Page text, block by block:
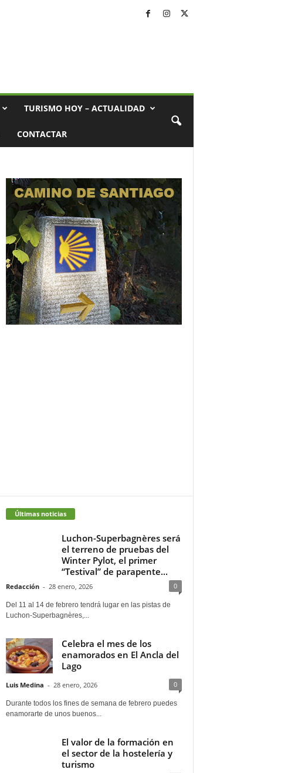
TURISMO HOY – ACTUALIDAD
CONTACTAR
Últimas noticias
Luchon-Superbagnères será
el terreno de pruebas del
Winter Pylot, el primer
“Testival” de parapente...
Redacción - 28 enero, 2026 0
Del 11 al 14 de febrero tendrá lugar en las pistas de
Luchon-Superbagnères,...
Celebra el mes de los
enamorados en El Ancla del
Lago
Luis Medina - 28 enero, 2026 0
Durante todos los fines de semana de febrero puedes
enamorarte de unos buenos...
El valor de la formación en
el sector de la hostelería y
turismo